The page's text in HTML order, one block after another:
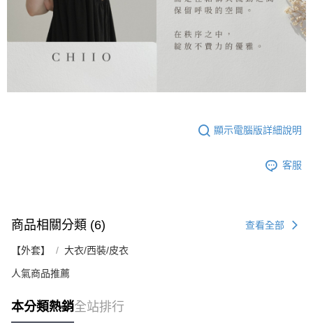
顯示電腦版詳細說明
客服
商品相關分類 (6) 查看全部
【外套】 大衣/西裝/皮衣
人氣商品推薦
本分類熱銷全站排行